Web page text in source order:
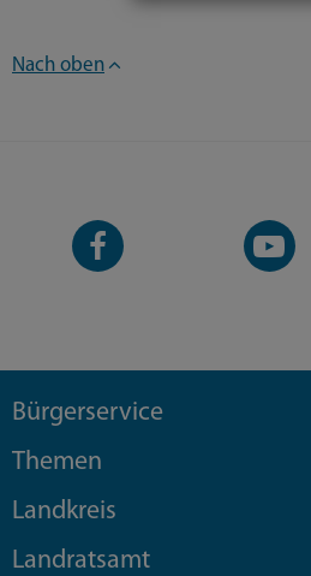
Nach oben
Facebook-
Seite
YouTube-
Kanal
Bürgerservice
Themen
Landkreis
Landratsamt